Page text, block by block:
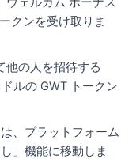
クンを受け取りま
他の人を招待する
ルの GWT トークン
、プラットフォーム
」機能に移動しま